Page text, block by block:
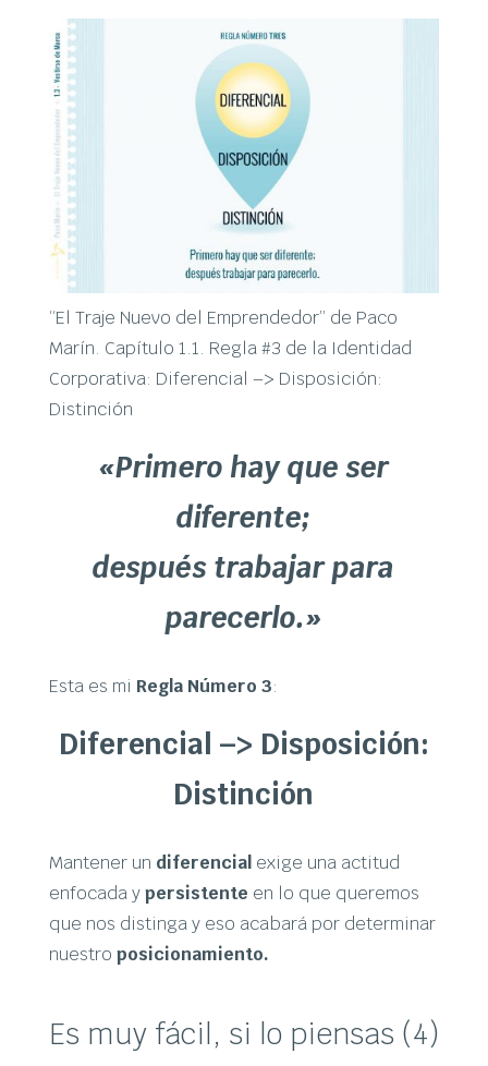
“El Traje Nuevo del Emprendedor” de Paco
Marín. Capítulo 1.1. Regla #3 de la Identidad
Corporativa: Diferencial –> Disposición:
Distinción
«Primero hay que ser
diferente;
después trabajar para
parecerlo.»
Esta es mi Regla Número 3:
Diferencial –> Disposición:
Distinción
Mantener un diferencial exige una actitud
enfocada ypersistente en lo que queremos
que nos distinga y eso acabará por determinar
nuestro posicionamiento.
Es muy fácil, si lo piensas (4)